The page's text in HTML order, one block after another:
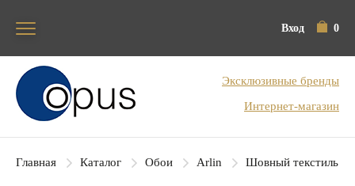
Вход 0
Блок поиска
Эксклюзивные бренды
Интернет-магазин
Главная Каталог Обои Arlin Шовный текстиль